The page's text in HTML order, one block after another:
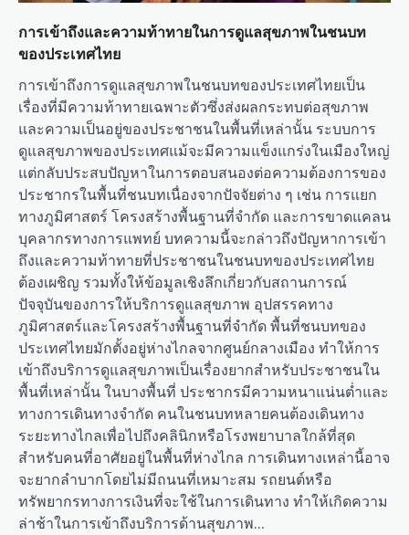
การเข้าถึงและความท้าทายในการดูแลสุขภาพในชนบท
ของประเทศไทย
การเข้าถึงการดูแลสุขภาพในชนบทของประเทศไทยเป็น
เรื่องที่มีความท้าทายเฉพาะตัวซึ่งส่งผลกระทบต่อสุขภาพ
และความเป็นอยู่ของประชาชนในพื้นที่เหล่านั้น ระบบการ
ดูแลสุขภาพของประเทศแม้จะมีความแข็งแกร่งในเมืองใหญ่
แต่กลับประสบปัญหาในการตอบสนองต่อความต้องการของ
ประชากรในพื้นที่ชนบทเนื่องจากปัจจัยต่าง ๆ เช่น การแยก
ทางภูมิศาสตร์ โครงสร้างพื้นฐานที่จำกัด และการขาดแคลน
บุคลากรทางการแพทย์ บทความนี้จะกล่าวถึงปัญหาการเข้า
ถึงและความท้าทายที่ประชาชนในชนบทของประเทศไทย
ต้องเผชิญ รวมทั้งให้ข้อมูลเชิงลึกเกี่ยวกับสถานการณ์
ปัจจุบันของการให้บริการดูแลสุขภาพ อุปสรรคทาง
ภูมิศาสตร์และโครงสร้างพื้นฐานที่จำกัด พื้นที่ชนบทของ
ประเทศไทยมักตั้งอยู่ห่างไกลจากศูนย์กลางเมือง ทำให้การ
เข้าถึงบริการดูแลสุขภาพเป็นเรื่องยากสำหรับประชาชนใน
พื้นที่เหล่านั้น ในบางพื้นที่ ประชากรมีความหนาแน่นต่ำและ
ทางการเดินทางจำกัด คนในชนบทหลายคนต้องเดินทาง
ระยะทางไกลเพื่อไปถึงคลินิกหรือโรงพยาบาลใกล้ที่สุด
สำหรับคนที่อาศัยอยู่ในพื้นที่ห่างไกล การเดินทางเหล่านี้อาจ
จะยากลำบากโดยไม่มีถนนที่เหมาะสม รถยนต์หรือ
ทรัพยากรทางการเงินที่จะใช้ในการเดินทาง ทำให้เกิดความ
ล่าช้าในการเข้าถึงบริการด้านสุขภาพ…